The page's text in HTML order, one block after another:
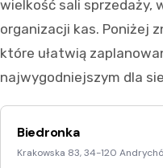
wielkość sali sprzedaży,
organizacji kas. Poniżej
które ułatwią
najwygodniejszym dla
Biedronka
Krakowska 83, 34-120